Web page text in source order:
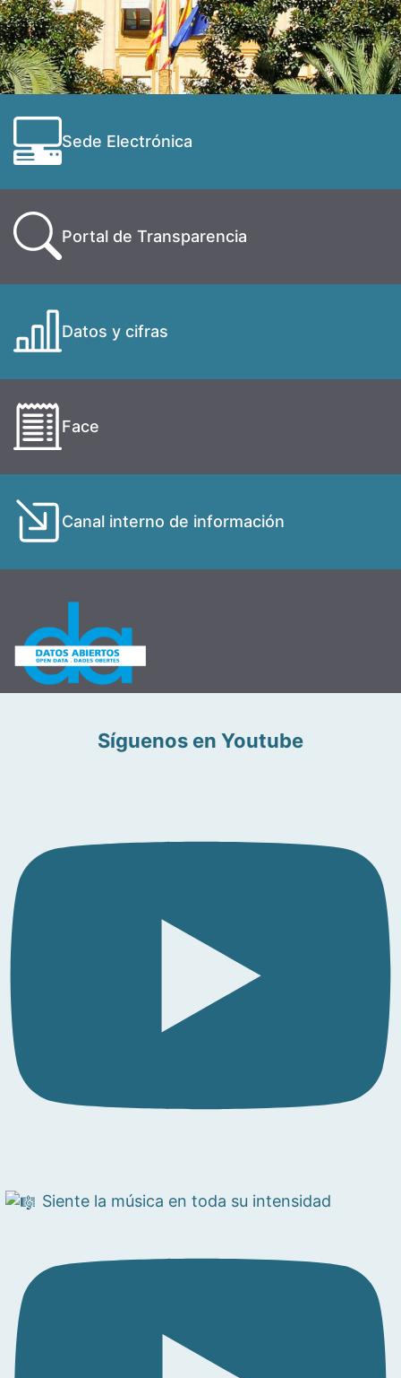
Sede Electrónica
Portal de Transparencia
Datos y cifras
Face
Canal interno de información
Síguenos en Youtube
Siente la música en toda su intensidad